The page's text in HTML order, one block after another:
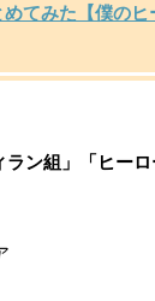
てみた【僕のヒ
ン組」「ヒー